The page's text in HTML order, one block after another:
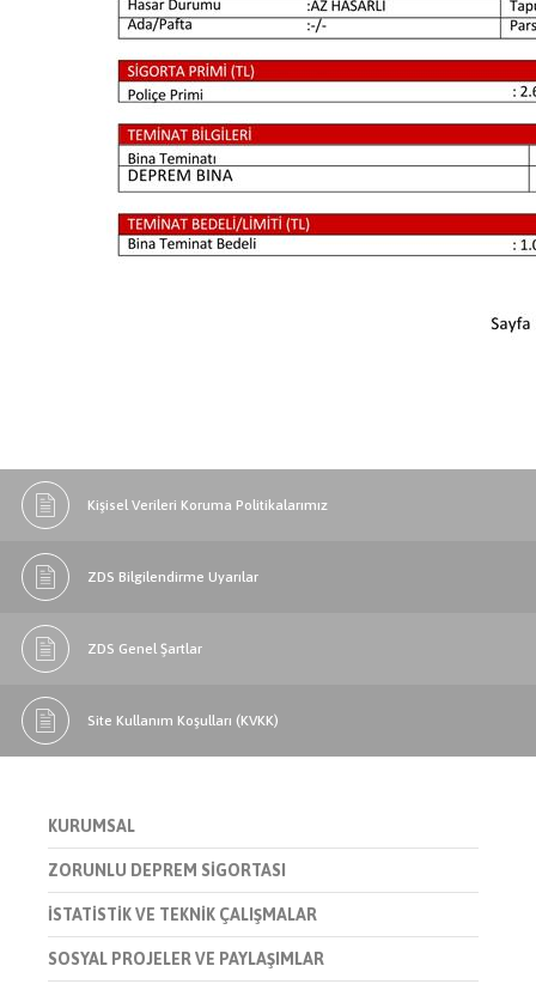
Kişisel Verileri Koruma Politikalarımız
ZDS Bilgilendirme Uyarılar
ZDS Genel Şartlar
Site Kullanım Koşulları (KVKK)
KURUMSAL
ZORUNLU DEPREM SİGORTASI
İSTATİSTİK VE TEKNİK ÇALIŞMALAR
SOSYAL PROJELER VE PAYLAŞIMLAR